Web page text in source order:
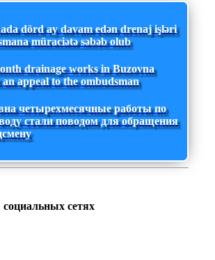
dörd ay davam edən drenaj işləri
müraciətə səbəb olub
drainage works in Buzovna
appeal to the ombudsman
четырехмесячные работы по
стали поводом для обращения
сетях